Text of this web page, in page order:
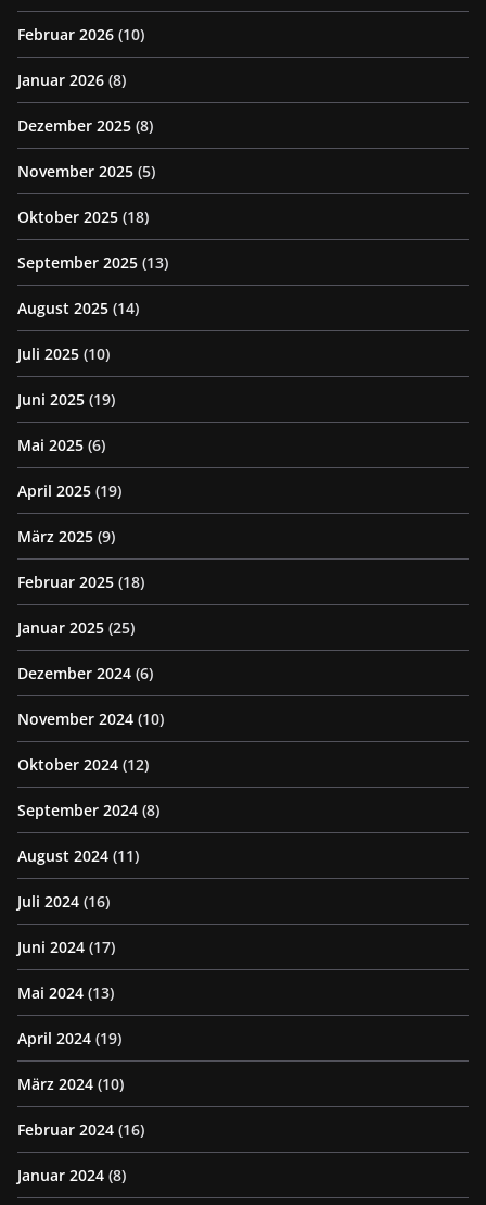
Februar 2026 (10)
Januar 2026 (8)
Dezember 2025 (8)
November 2025 (5)
Oktober 2025 (18)
September 2025 (13)
August 2025 (14)
Juli 2025 (10)
Juni 2025 (19)
Mai 2025 (6)
April 2025 (19)
März 2025 (9)
Februar 2025 (18)
Januar 2025 (25)
Dezember 2024 (6)
November 2024 (10)
Oktober 2024 (12)
September 2024 (8)
August 2024 (11)
Juli 2024 (16)
Juni 2024 (17)
Mai 2024 (13)
April 2024 (19)
März 2024 (10)
Februar 2024 (16)
Januar 2024 (8)